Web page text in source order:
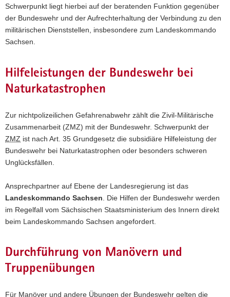
v
i
g
a
i
o
n
Schwerpunkt liegt hierbei auf der beratenden Funktion gegenüber
der Bundeswehr und der Aufrechterhaltung der Verbindung zu den
militärischen Dienststellen, insbesondere zum Landeskommando
Sachsen.
Hilfeleistungen der Bundeswehr bei
Naturkatastrophen
Zur nichtpolizeilichen Gefahrenabwehr zählt die Zivil-Militärische
Zusammenarbeit (ZMZ) mit der Bundeswehr. Schwerpunkt der
ZMZ ist nach Art. 35 Grundgesetz die subsidiäre Hilfeleistung der
Bundeswehr bei Naturkatastrophen oder besonders schweren
Unglücksfällen.
Ansprechpartner auf Ebene der Landesregierung ist das
Landeskommando Sachsen . Die Hilfen der Bundeswehr werden
im Regelfall vom Sächsischen Staatsministerium des Innern direkt
beim Landeskommando Sachsen angefordert.
Durchführung von Manövern und
Truppenübungen
Für Manöver und andere Übungen der Bundeswehr gelten die